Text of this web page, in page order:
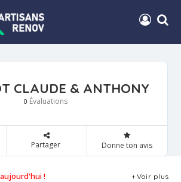
CLAUDE & ANTHONY
0 Évaluations
Partager Donne ton avis
! Voir plus